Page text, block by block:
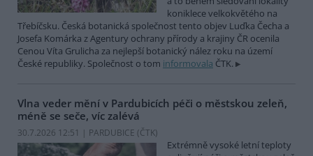
koniklece velkokvětého na
Třebíčsku. Česká botanická společnost tento objev Luďka Čecha a
Josefa Komárka z Agentury ochrany přírody a krajiny ČR ocenila
Cenou Víta Grulicha za nejlepší botanický nález roku na území
České republiky. Společnost o tom informovala ČTK.
Vlna veder mění v Pardubicích péči o městskou zeleň,
méně se seče, víc zalévá
30.7.2026 12:51 | PARDUBICE (ČTK)
Extrémně vysoké letní teploty